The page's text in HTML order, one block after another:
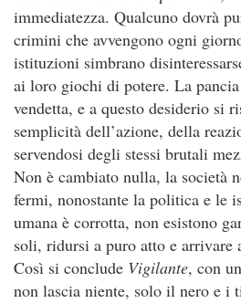
immediatezza. Qualcuno dovrà
crimini che avvengono ogni
istituzioni simbrano
ai loro giochi di potere. La
vendetta, e a questo desiderio si
semplicità dell’azione, della
servendosi degli stessi brutali
Non è cambiato nulla, la società
fermi, nonostante la politica e le
umana è corrotta, non esistono
soli, ridursi a puro atto e arrivare
Così si conclude Vigilante, con
non lascia niente, solo il nero e i